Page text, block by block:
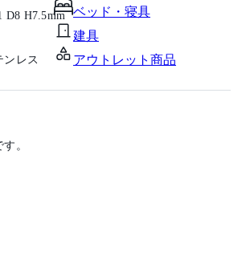
ベッド・寝具
建具
アウトレット商品
D8 H7.5mm
ンレス
。